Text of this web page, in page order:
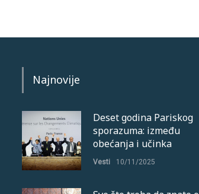
Najnovije
Deset godina Pariskog
sporazuma: između
obećanja i učinka
Vesti 10/11/2025